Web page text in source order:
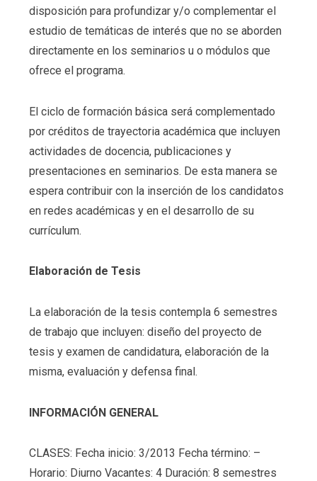
disposición para profundizar y/o complementar el
estudio de temáticas de interés que no se aborden
directamente en los seminarios u o módulos que
ofrece el programa.
El ciclo de formación básica será complementado
por créditos de trayectoria académica que incluyen
actividades de docencia, publicaciones y
presentaciones en seminarios. De esta manera se
espera contribuir con la inserción de los candidatos
en redes académicas y en el desarrollo de su
currículum.
Elaboración de Tesis
La elaboración de la tesis contempla 6 semestres
de trabajo que incluyen: diseño del proyecto de
tesis y examen de candidatura, elaboración de la
misma, evaluación y defensa final.
INFORMACIÓN GENERAL
CLASES: Fecha inicio: 3/2013 Fecha término: –
Horario: Diurno Vacantes: 4 Duración: 8 semestres